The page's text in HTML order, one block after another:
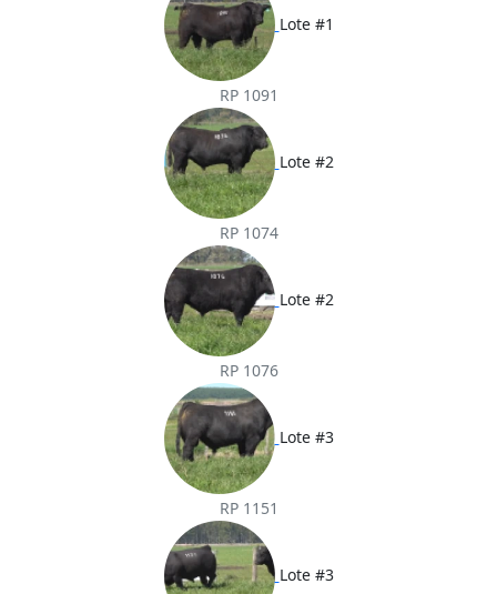
Lote #1
RP 1091
Lote #2
RP 1074
Lote #2
RP 1076
Lote #3
RP 1151
Lote #3